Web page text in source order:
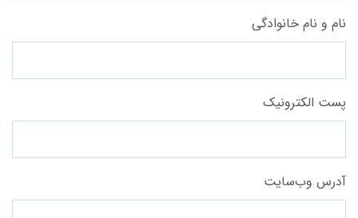
نام و نام خانوادگی
پست الکترونیک
آدرس وب‌سایت